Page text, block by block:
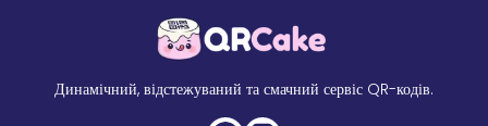
Динамічний, відстежуваний та смачний сервіс QR-кодів.